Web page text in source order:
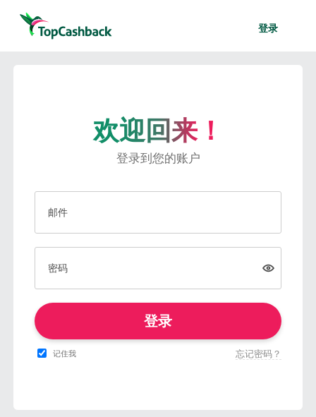
登录
欢迎回来！
登录到您的账户
邮件
密码
登录
记住我 忘记密码？